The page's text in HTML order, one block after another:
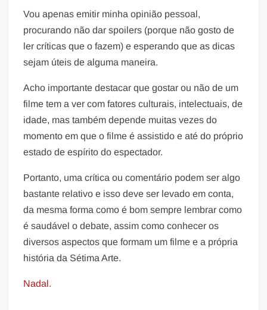
Vou apenas emitir minha opinião pessoal,
procurando não dar spoilers (porque não gosto de
ler críticas que o fazem) e esperando que as dicas
sejam úteis de alguma maneira.
Acho importante destacar que gostar ou não de um
filme tem a ver com fatores culturais, intelectuais, de
idade, mas também depende muitas vezes do
momento em que o filme é assistido e até do próprio
estado de espírito do espectador.
Portanto, uma crítica ou comentário podem ser algo
bastante relativo e isso deve ser levado em conta,
da mesma forma como é bom sempre lembrar como
é saudável o debate, assim como conhecer os
diversos aspectos que formam um filme e a própria
história da Sétima Arte.
Nadal.